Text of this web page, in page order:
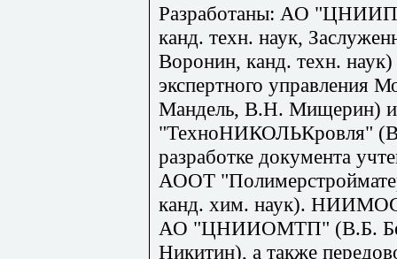
Разработаны: АО
канд. техн. наук,
Воро­нин, канд. техн.
экспертного управления
Мандель, В.Н. Мищерин)
"ТехноНИКОЛЬКровля"
разработке документа
АООТ
канд. хим. наук).
АО "ЦНИИОМТП" (В.Б.
Никитин), а также